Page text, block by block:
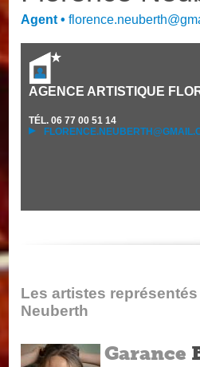
Agent •
AGENCE ARTISTIQUE
TÉL.06 77 00 51 14
Les artistes
Neuberth
Garance